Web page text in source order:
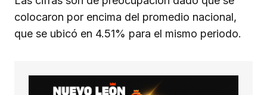
colocaron por encima del promedio nacional,
que se ubicó en 4.51% para el mismo periodo.